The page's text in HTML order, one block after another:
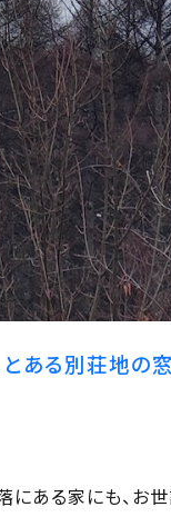
とある別荘地の
にある家にも、